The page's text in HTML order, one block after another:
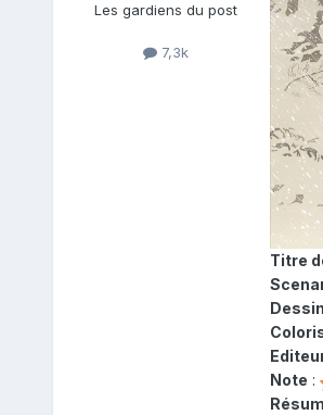
Les gardiens du post
7,3k
Titre
Note :